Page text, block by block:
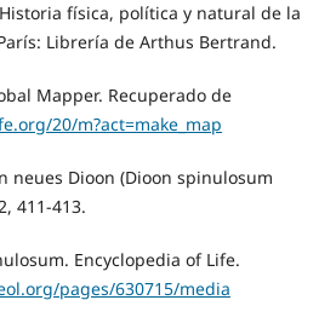
Historia física, política y natural de la
Librería de Arthus Bertrand.
Mapper. Recuperado de
20/m?act=make_map
neues Dioon (Dioon spinulosum
411-413.
Encyclopedia of Life.
pages/630715/media